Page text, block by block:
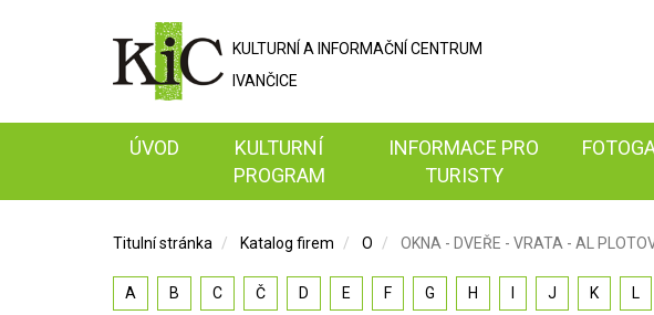
KULTURNÍ A INFORMAČNÍ CENTRUM
IVANČICE
ÚVOD
KULTURNÍ
PROGRAM
INFORMACE PRO
TURISTY
Titulní stránka Katalog firem O OKNA - DVEŘE - VRATA - AL
A B C Č D E F G H J K L